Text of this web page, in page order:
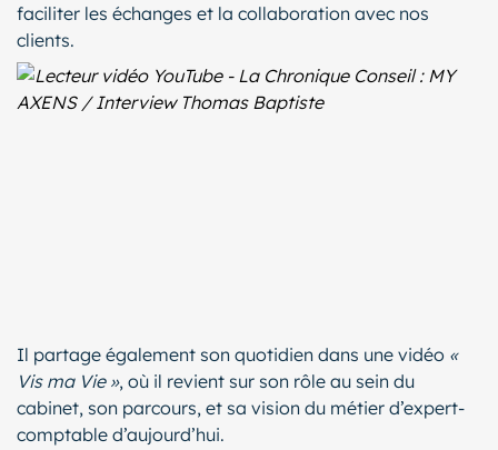
faciliter les échanges et la collaboration avec nos
clients.
Il partage également son quotidien dans une vidéo «
Vis ma Vie », où il revient sur son rôle au sein du
cabinet, son parcours, et sa vision du métier d’expert-
comptable d’aujourd’hui.